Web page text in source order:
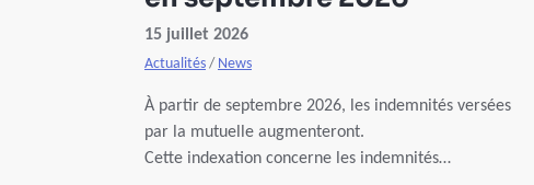
15 juillet 2026
Actualités / News
À partir de septembre 2026, les indemnités versées
par la mutuelle augmenteront.
Cette indexation concerne les indemnités